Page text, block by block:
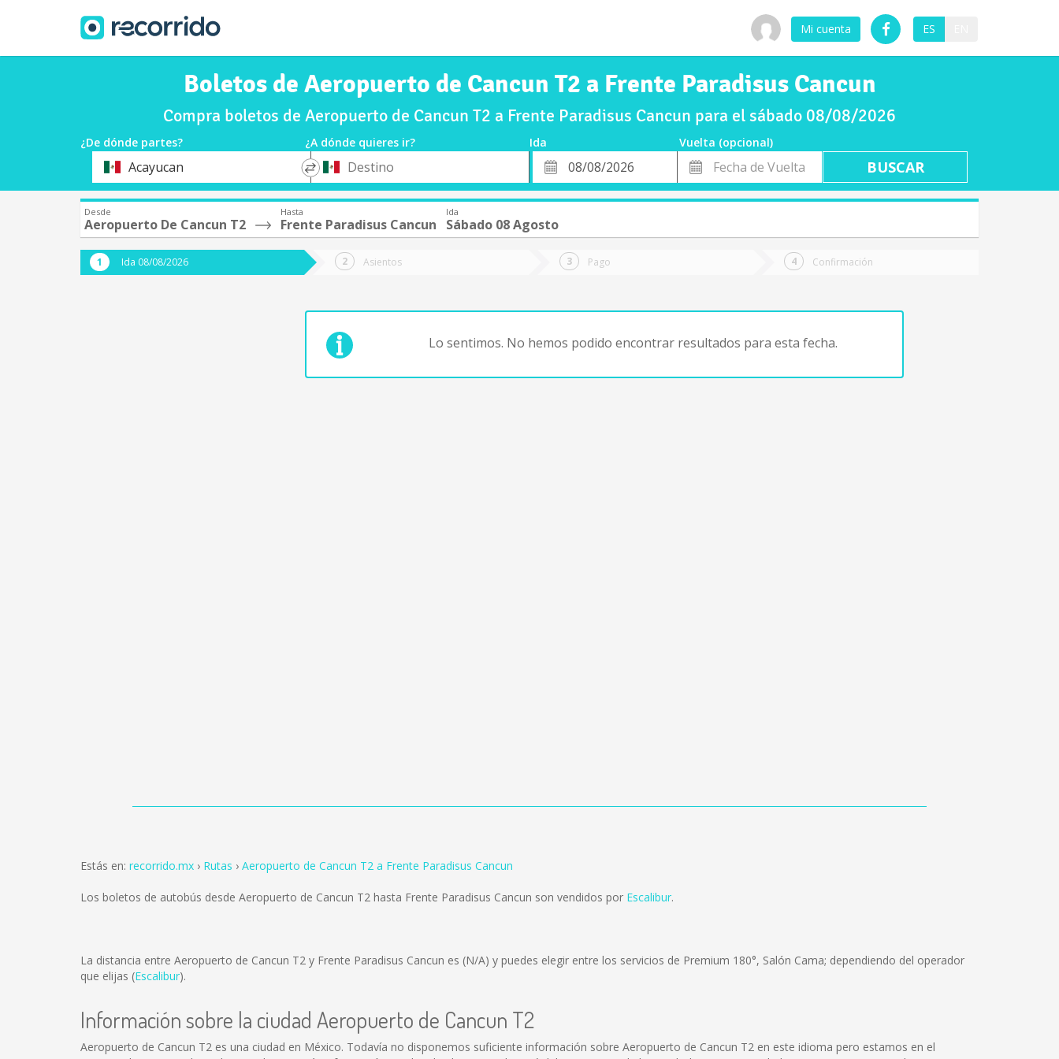
Mi cuenta ES
Boletos de Aeropuerto de Cancun T2 a Frente Paradisus Cancun
Compra boletos de Aeropuerto de Cancun T2 a Frente Paradisus Cancun para el sábado 08/08/2026
¿De dónde partes? ¿A dónde quieres ir? Ida
Vuelta (opcional)
OrigenAcayucan
*
Destino
Fecha
de
Fecha
de
Vuelta
Desde
Aeropuerto De Cancun T2
Hasta
Frente Paradisus Cancun
Ida
Sábado 08 Agosto
Ida 08/08/2026 Asientos Pago Confirmación
Lo sentimos. No hemos podido encontrar resultados para esta fecha.
Estás en: recorrido.mx Rutas Aeropuerto de Cancun T2 a Frente Paradisus Cancun
Los boletos de autobús desde Aeropuerto de Cancun T2 hasta Frente Paradisus Cancun son vendidos por Escalibur.
La distancia entre Aeropuerto de Cancun T2 y Frente Paradisus Cancun es (N/A) y puedes elegir entre los servicios de Premium 180°, Salón Cama; dependiendo del operador
que elijas (Escalibur).
Información sobre la ciudad Aeropuerto de Cancun T2
Aeropuerto de Cancun T2 es una ciudad en México. Todavía no disponemos suficiente información sobre Aeropuerto de Cancun T2 en este idioma pero estamos en el